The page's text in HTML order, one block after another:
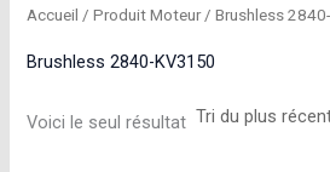
Accueil / Produit Moteur / Brushless
Brushless 2840-KV3150
Voici le seul résultat